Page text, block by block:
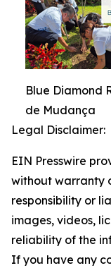
Blue Diamond
de Mudança
Legal Disclaimer:
EIN Presswire
without warranty
responsibility or
images, videos,
reliability of the
If you have any